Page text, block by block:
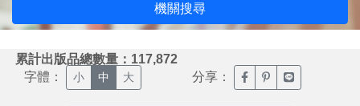
機關搜尋
累計出版品總數量：117,872
字體： 小 中 大 分享： 臉書分享(另開新視窗)
噗浪分享(另開新
Line分享(另